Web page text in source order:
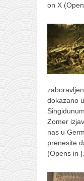
on X
dokazano
Zomer
nas u
prenesite
(Opens in